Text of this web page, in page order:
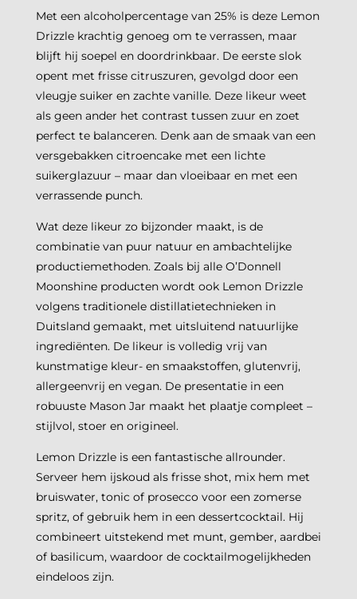
Met een alcoholpercentage van 25% is deze Lemon
Drizzle krachtig genoeg om te verrassen, maar
blijft hij soepel en doordrinkbaar. De eerste slok
opent met frisse citruszuren, gevolgd door een
vleugje suiker en zachte vanille. Deze likeur weet
als geen ander het contrast tussen zuur en zoet
perfect te balanceren. Denk aan de smaak van een
versgebakken citroencake met een lichte
suikerglazuur – maar dan vloeibaar en met een
verrassende punch.
Wat deze likeur zo bijzonder maakt, is de
combinatie van puur natuur en ambachtelijke
productiemethoden. Zoals bij alle O’Donnell
Moonshine producten wordt ook Lemon Drizzle
volgens traditionele distillatietechnieken in
Duitsland gemaakt, met uitsluitend natuurlijke
ingrediënten. De likeur is volledig vrij van
kunstmatige kleur- en smaakstoffen, glutenvrij,
allergeenvrij en vegan. De presentatie in een
robuuste Mason Jar maakt het plaatje compleet –
stijlvol, stoer en origineel.
Lemon Drizzle is een fantastische allrounder.
Serveer hem ijskoud als frisse shot, mix hem met
bruiswater, tonic of prosecco voor een zomerse
spritz, of gebruik hem in een dessertcocktail. Hij
combineert uitstekend met munt, gember, aardbei
of basilicum, waardoor de cocktailmogelijkheden
eindeloos zijn.